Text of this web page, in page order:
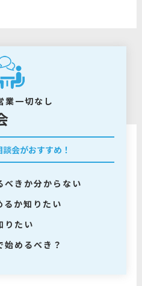
業一切なし
会がおすすめ！
べきか分からない
るか知りたい
りたい
始めるべき？